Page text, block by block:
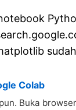
Colab
Buka